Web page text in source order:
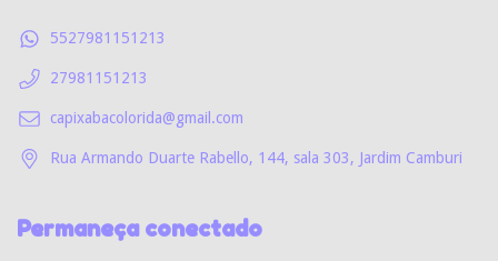
5527981151213
27981151213
capixabacolorida@gmail.com
Rua Armando Duarte Rabello, 144, sala 303, Jardim Camburi
Permaneça conectado